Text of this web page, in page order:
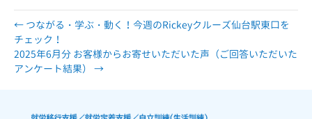
← つながる・学ぶ・動く！今週のRickeyクルーズ仙台駅東口を
チェック！
2025年6月分 お客様からお寄せいただいた声（ご回答いただいた
アンケート結果） →